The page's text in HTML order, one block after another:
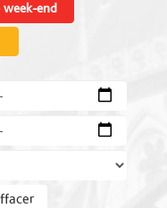
week-end